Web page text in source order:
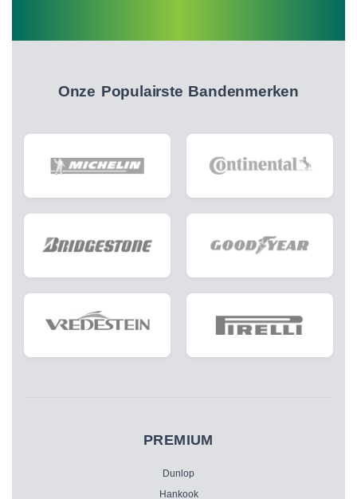
Onze Populairste Bandenmerken
PREMIUM
Dunlop
Hankook